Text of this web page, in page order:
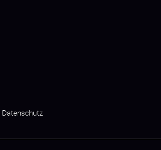
Datenschutz